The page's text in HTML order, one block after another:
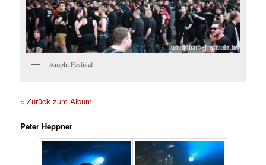
Amphi Festival
« Zurück zum Album
Peter Heppner